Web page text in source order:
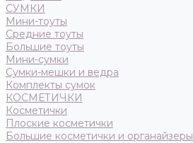
СУМКИ
Мини-тоуты
Средние тоуты
Большие тоуты
Мини-сумки
Сумки-мешки и ведра
Комплекты сумок
КОСМЕТИЧКИ
Косметички
Плоские косметички
Большие косметички и органайзеры